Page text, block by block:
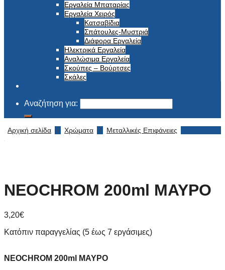
Εργαλεία Μπαταρίας
Εργαλεία Χειρός
Κατσαβίδια
Σπάτουλες-Μυστριά
Διάφορα Εργαλεία
Ηλεκτρικά Εργαλεία
Αναλώσιμα Εργαλεία
Σκούπες – Βούρτσες
Σκάλες
Αναζήτηση για:
Αρχική σελίδα / Χρώματα / Μεταλλικές Επιφάνειες
NEOCHROM 200ml ΜΑΥΡΟ
3,20€
Κατόπιν παραγγελίας (5 έως 7 εργάσιμες)
NEOCHROM 200ml ΜΑΥΡΟ